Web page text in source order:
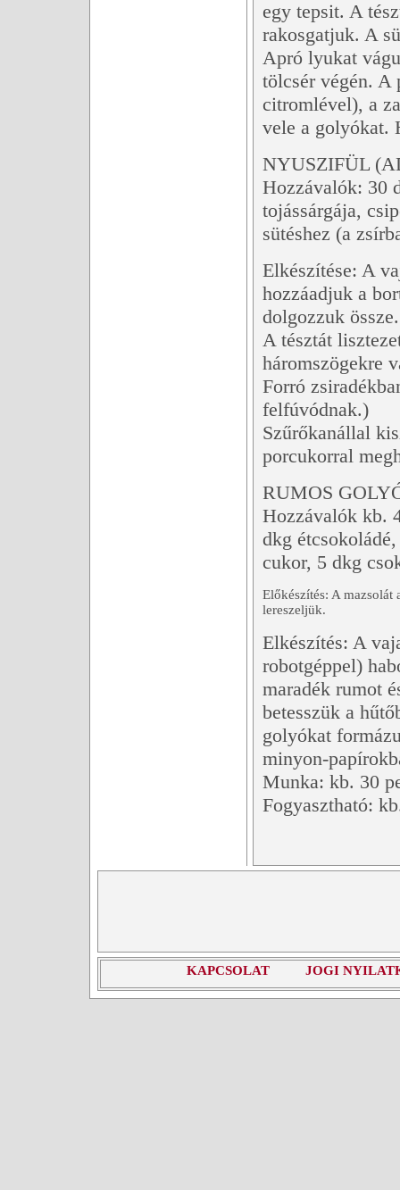
egy tepsit. A
rakosgatjuk. A
Apró lyukat
tölcsér végén.
citromlével), a
vele a golyókat.
NYUSZIFÜL
Hozzávalók: 30
tojássárgája,
sütéshez (a
Elkészítése: A
hozzáadjuk a
dolgozzuk
A tésztát
háromszögekre
Forró
felfúvódnak.)
Szűrőkanállal
porcukorral
RUMOS
Hozzávalók kb.
dkg
cukor, 5 dkg
Előkészítés: A mazsolát
lereszeljük.
Elkészítés: A
robotgéppel)
maradék rumot
betesszük a
golyókat
minyon-
Munka: kb. 30
Fogyasztható:
KAPCSOLAT JOGI